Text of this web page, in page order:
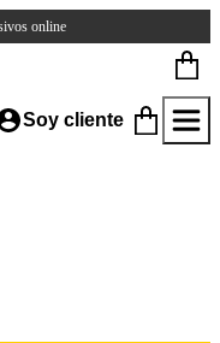
online
Soy cliente